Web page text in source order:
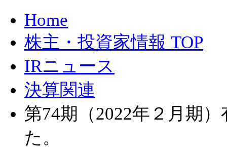
Home
株主・投資家情報 TOP
IRニュース
決算関連
第74期（2022年２月期
た。